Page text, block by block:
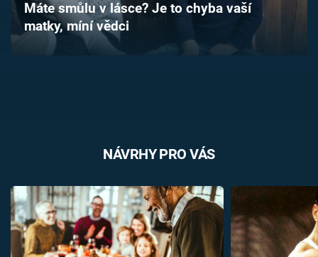
Sledujte prima+
Přihlášení
Máte smůlu v lásce? Je to chyba vaší
matky, míní vědci
NÁVRHY PRO VÁS